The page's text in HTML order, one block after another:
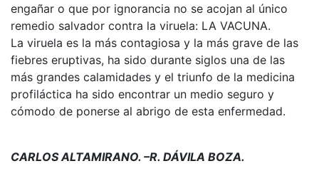
engañar o que por ignorancia no se acojan al único
remedio salvador contra la viruela: LA VACUNA.
La viruela es la más contagiosa y la más grave de las
fiebres eruptivas, ha sido durante siglos una de las
más grandes calamidades y el triunfo de la medicina
profiláctica ha sido encontrar un medio seguro y
cómodo de ponerse al abrigo de esta enfermedad.
CARLOS ALTAMIRANO. –R. DÁVILA BOZA.